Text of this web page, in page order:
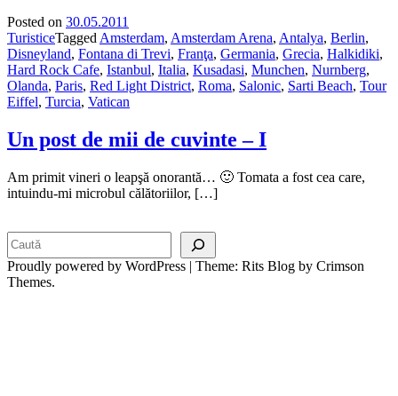
Posted on 30.05.2011
TuristiceTagged Amsterdam, Amsterdam Arena, Antalya, Berlin,
Disneyland, Fontana di Trevi, Franţa, Germania, Grecia, Halkidiki,
Hard Rock Cafe, Istanbul, Italia, Kusadasi, Munchen, Nurnberg,
Olanda, Paris, Red Light District, Roma, Salonic, Sarti Beach, Tour
Eiffel, Turcia, Vatican
Un post de mii de cuvinte – I
Am primit vineri o leapşă onorantă… 🙂 Tomata a fost cea care,
intuindu-mi microbul călătoriilor, […]
Proudly powered by WordPress | Theme: Rits Blog by Crimson
Themes.